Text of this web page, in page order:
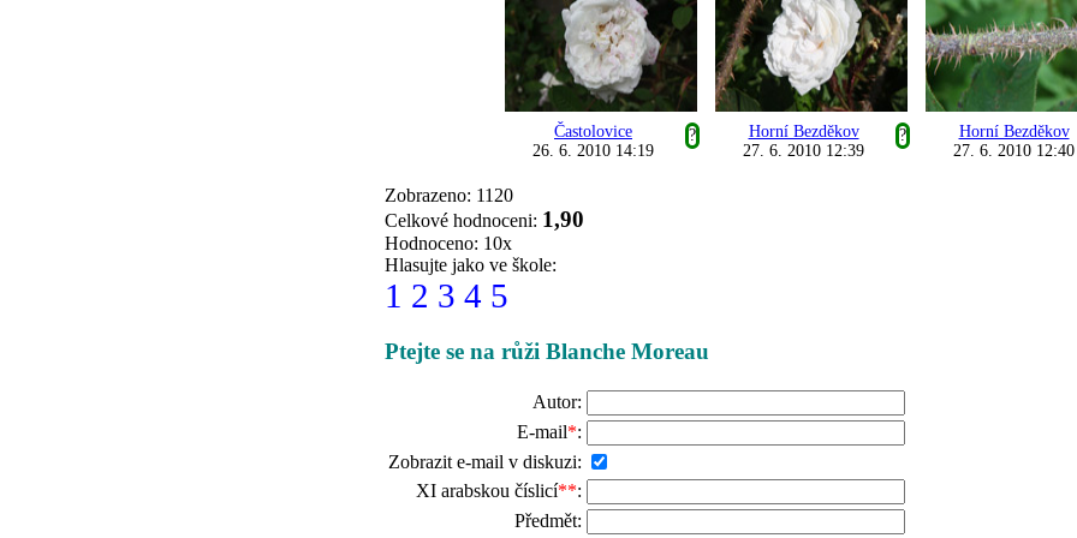
Častolovice
?
26. 6. 2010 14:19
Horní Bezděkov
?
27. 6. 2010 12:39
Horní Bezděkov
27. 6. 2010 12:40
Zobrazeno: 1120
Celkové hodnoceni: 1,90
Hodnoceno: 10x
Hlasujte jako ve škole:
1 2 3 4 5
Ptejte se na růži Blanche Moreau
Autor:
E-mail*:
Zobrazit e-mail v diskuzi:
XI arabskou číslicí**:
Předmět: